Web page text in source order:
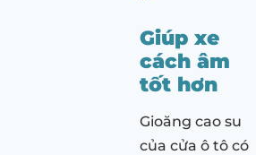
Giúp xe
cách âm
tốt hơn
Gioăng cao su
của cửa ô tô có